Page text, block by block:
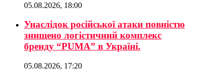
05.08.2026, 18:00
Унаслідок російської атаки повністю
знищено логістичний комплекс
бренду “PUMA” в Україні.
05.08.2026, 17:20